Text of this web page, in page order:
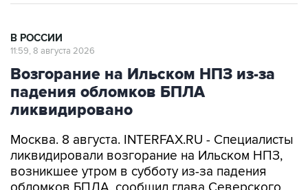
В РОССИИ
11:59, 8 августа 2026
Возгорание на Ильском НПЗ из-за
падения обломков БПЛА
ликвидировано
Москва. 8 августа. INTERFAX.RU - Специалисты
ликвидировали возгорание на Ильском НПЗ,
возникшее утром в субботу из-за падения